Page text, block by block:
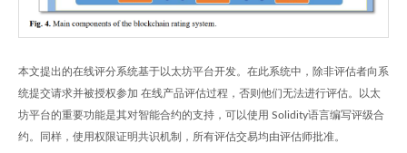
本文提出的在线评分系统基于以太坊平台开发。在此系统中，除非评估者向系
统提交请求并被授权参加 在线产品评估过程，否则他们无法进行评估。以太
坊平台的重要功能是其对智能合约的支持，可以使用 Solidity语言编写评级合
约。同样，使用权限证明共识机制，所有评估交易均由评估师批准。